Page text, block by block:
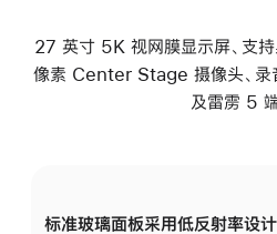
27 英寸 5K 视网膜显示屏、支
像素 Center Stage 摄像头、录
及雷雳 5 端
标准玻璃面板采用低反射率设